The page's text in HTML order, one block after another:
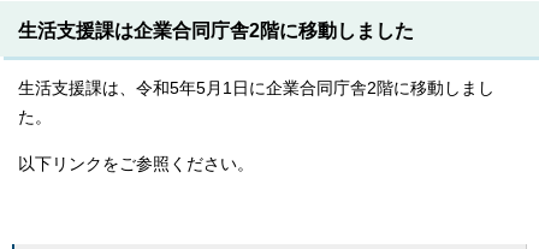
生活支援課は企業合同庁舎2階に移動しました
生活支援課は、令和5年5月1日に企業合同庁舎2階に移動しまし
た。
以下リンクをご参照ください。